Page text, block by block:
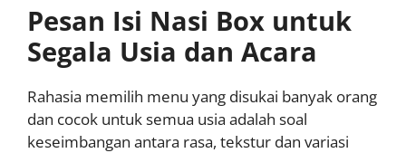
Pesan Isi Nasi Box untuk
Segala Usia dan Acara
Rahasia memilih menu yang disukai banyak orang
dan cocok untuk semua usia adalah soal
keseimbangan antara rasa, tekstur dan variasi